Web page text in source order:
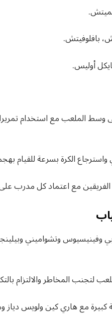
بافلوفيتش.
أوليس.
وسط الملعب مع استخدام
الكرة بسرعة للقيام
مع اعتماد كل مدرب على
وفينيسيوس وتشواميني
لتجنب المخاطر والالتزام
مع هاري كين ولويس دياز